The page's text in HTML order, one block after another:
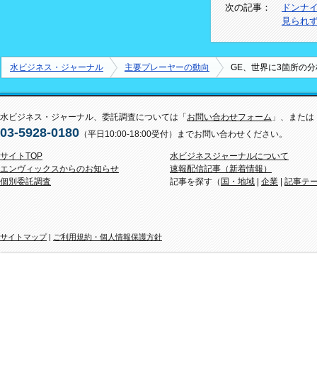
次の記事：
ドンナ
見られ
水ビジネス・ジャーナル 主要プレーヤーの動向 GE、世界に3箇所の
水ビジネス・ジャーナル、委託調査については「 お問い合わせフォーム 」、または
03-5928-0180 （平日10:00-18:00受付）までお問い合わせください。
サイトTOP
エンヴィックスからのお知らせ
個別委託調査
水ビジネスジャーナルについて
速報配信記事（新着情報）
記事を探す（ 国・地域 企業 記事テ
サイトマップ| ご利用規約・個人情報保護方針